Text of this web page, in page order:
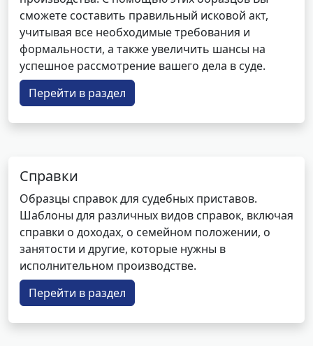
сможете составить правильный исковой акт,
учитывая все необходимые требования и
формальности, а также увеличить шансы на
успешное рассмотрение вашего дела в суде.
Перейти в раздел
Справки
Образцы справок для судебных приставов.
Шаблоны для различных видов справок, включая
справки о доходах, о семейном положении, о
занятости и другие, которые нужны в
исполнительном производстве.
Перейти в раздел